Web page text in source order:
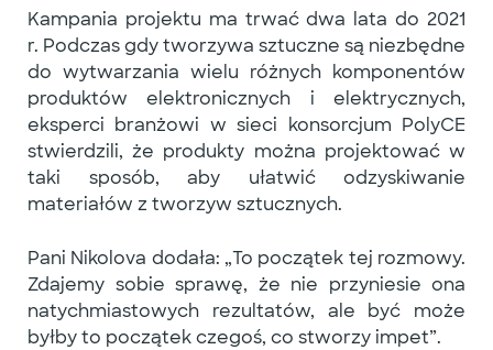
Kampania projektu ma trwać dwa lata do 2021
r. Podczas gdy tworzywa sztuczne są niezbędne
do wytwarzania wielu różnych komponentów
produktów elektronicznych i elektrycznych,
eksperci branżowi w sieci konsorcjum PolyCE
stwierdzili, że produkty można projektować w
taki sposób, aby ułatwić odzyskiwanie
materiałów z tworzyw sztucznych.
Pani Nikolova dodała: „To początek tej rozmowy.
Zdajemy sobie sprawę, że nie przyniesie ona
natychmiastowych rezultatów, ale być może
byłby to początek czegoś, co stworzy impet”.